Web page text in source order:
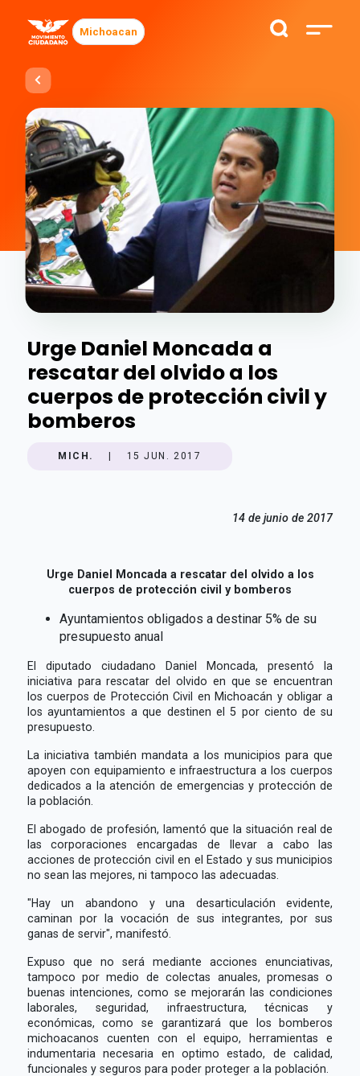
Michoacan
Urge Daniel Moncada a
rescatar del olvido a los
cuerpos de protección civil y
bomberos
MICH. 15 JUN. 2017
14 de junio de 2017
Urge Daniel Moncada a rescatar del olvido a los
cuerpos de protección civil y bomberos
Ayuntamientos obligados a destinar 5% de su
presupuesto anual
El diputado ciudadano Daniel Moncada, presentó la
iniciativa para rescatar del olvido en que se encuentran
los cuerpos de Protección Civil en Michoacán y obligar a
los ayuntamientos a que destinen el 5 por ciento de su
presupuesto.
La iniciativa también mandata a los municipios para que
apoyen con equipamiento e infraestructura a los cuerpos
dedicados a la atención de emergencias y protección de
la población.
El abogado de profesión, lamentó que la situación real de
las corporaciones encargadas de llevar a cabo las
acciones de protección civil en el Estado y sus municipios
no sean las mejores, ni tampoco las adecuadas.
"Hay un abandono y una desarticulación evidente,
caminan por la vocación de sus integrantes, por sus
ganas de servir", manifestó.
Expuso que no será mediante acciones enunciativas,
tampoco por medio de colectas anuales, promesas o
buenas intenciones, como se mejorarán las condiciones
laborales, seguridad, infraestructura, técnicas y
económicas, como se garantizará que los bomberos
michoacanos cuenten con el equipo, herramientas e
indumentaria necesaria en optimo estado, de calidad,
funcionales y seguros para poder proteger a la población.